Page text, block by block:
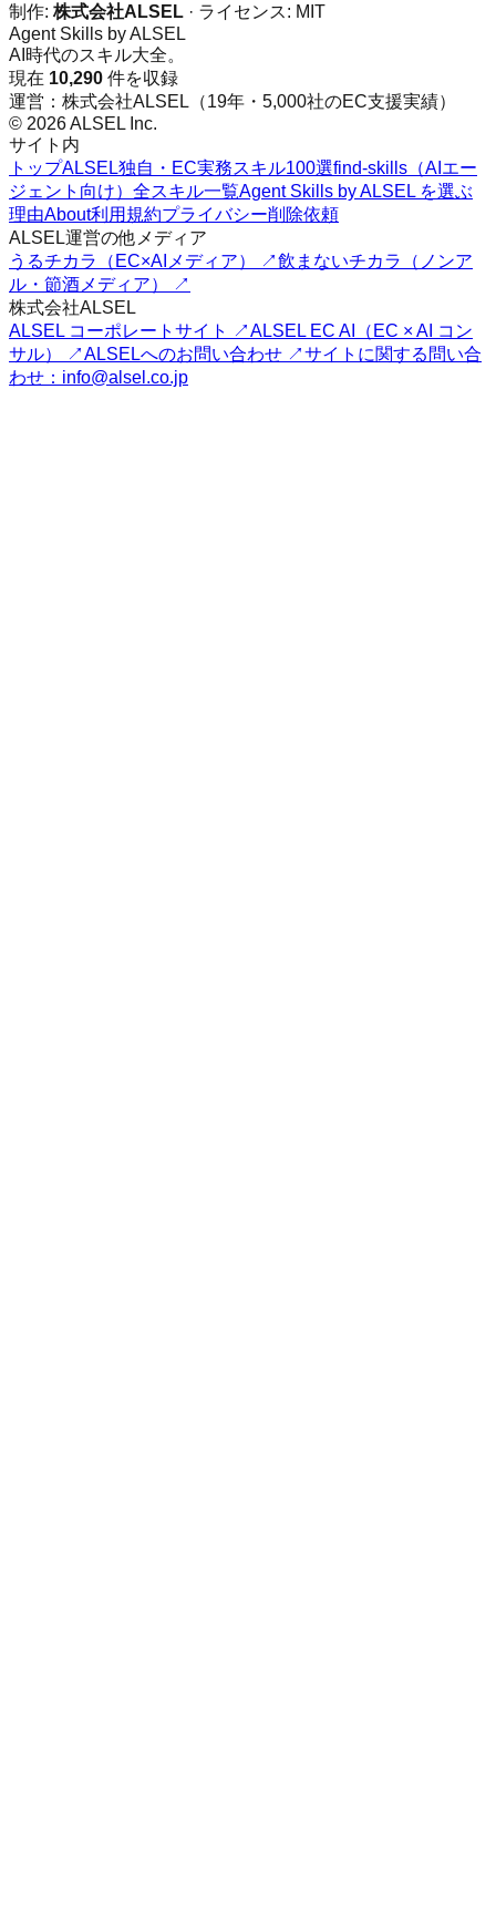
制作: 株式会社ALSEL · ライセンス: MIT
Agent Skills by ALSEL
AI時代のスキル大全。
現在 10,290 件を収録
運営：株式会社ALSEL（19年・5,000社のEC支援実績）
© 2026 ALSEL Inc.
サイト内
トップALSEL独自・EC実務スキル100選find-skills（AIエー
ジェント向け） 全スキル一覧Agent Skills by ALSEL を選ぶ
理由About利用規約プライバシー削除依頼
ALSEL運営の他メディア
うるチカラ（EC×AIメディア） ↗飲まないチカラ（ノンア
ル・節酒メディア） ↗
株式会社ALSEL
ALSEL コーポレートサイト ↗ALSEL EC AI（EC × AI コン
サル） ↗ALSELへのお問い合わせ ↗サイトに関する問い合
わせ：info@alsel.co.jp